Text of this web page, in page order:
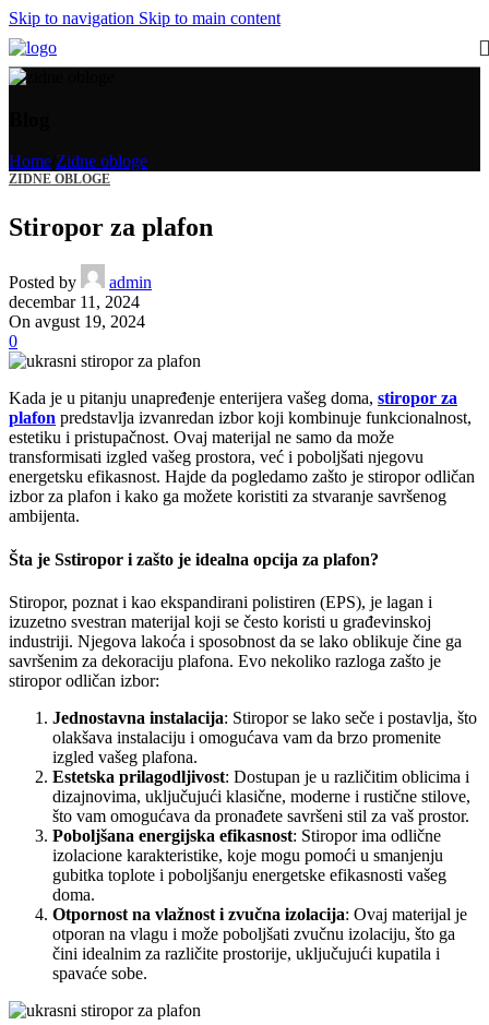
Skip to navigation Skip to main content
Home Zidne obloge
ZIDNE OBLOGE
Stiropor za plafon
Posted by
admin
decembar 11, 2024
On avgust 19, 2024
0
Kada je u pitanju unapređenje enterijera vašeg doma, stiropor za
plafon predstavlja izvanredan izbor koji kombinuje funkcionalnost,
estetiku i pristupačnost. Ovaj materijal ne samo da može
transformisati izgled vašeg prostora, već i poboljšati njegovu
energetsku efikasnost. Hajde da pogledamo zašto je stiropor odličan
izbor za plafon i kako ga možete koristiti za stvaranje savršenog
ambijenta.
Šta je Sstiropor i zašto je idealna opcija za plafon?
Stiropor, poznat i kao ekspandirani polistiren (EPS), je lagan i
izuzetno svestran materijal koji se često koristi u građevinskoj
industriji. Njegova lakoća i sposobnost da se lako oblikuje čine ga
savršenim za dekoraciju plafona. Evo nekoliko razloga zašto je
stiropor odličan izbor:
Jednostavna instalacija: Stiropor se lako seče i postavlja, što
olakšava instalaciju i omogućava vam da brzo promenite
izgled vašeg plafona.
Estetska prilagodljivost: Dostupan je u različitim oblicima i
dizajnovima, uključujući klasične, moderne i rustične stilove,
što vam omogućava da pronađete savršeni stil za vaš prostor.
Poboljšana energijska efikasnost: Stiropor ima odlične
izolacione karakteristike, koje mogu pomoći u smanjenju
gubitka toplote i poboljšanju energetske efikasnosti vašeg
doma.
Otpornost na vlažnost i zvučna izolacija: Ovaj materijal je
otporan na vlagu i može poboljšati zvučnu izolaciju, što ga
čini idealnim za različite prostorije, uključujući kupatila i
spavaće sobe.